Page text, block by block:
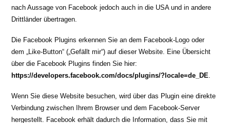
nach Aussage von Facebook jedoch auch in die USA und in andere
Drittländer übertragen.
Die Facebook Plugins erkennen Sie an dem Facebook-Logo oder
dem „Like-Button“ („Gefällt mir“) auf dieser Website. Eine Übersicht
über die Facebook Plugins finden Sie hier:
https://developers.facebook.com/docs/plugins/?locale=de_DE
Wenn Sie diese Website besuchen, wird über das Plugin eine direkte
Verbindung zwischen Ihrem Browser und dem Facebook-Server
hergestellt. Facebook erhält dadurch die Information, dass Sie mit